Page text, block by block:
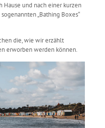
Hause und nach einer kurzen
„Bathing Boxes“
die, wie wir erzählt
erworben werden können.